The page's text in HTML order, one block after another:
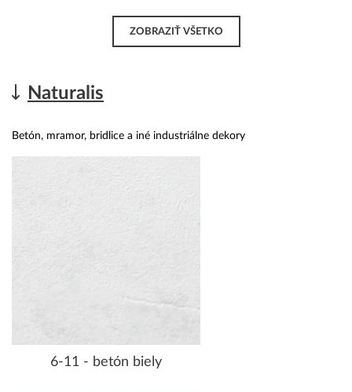
ZOBRAZIŤ VŠETKO
Naturalis
Betón, mramor, bridlice a iné industriálne dekory
6-11 - betón biely